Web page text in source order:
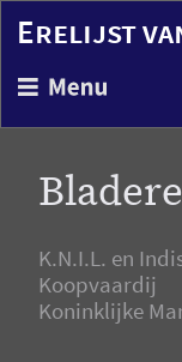
en
inhoud
gaan
Erelijst
Zoek op naam
K.N.I.L. en
Koopvaardij
Koninklijke